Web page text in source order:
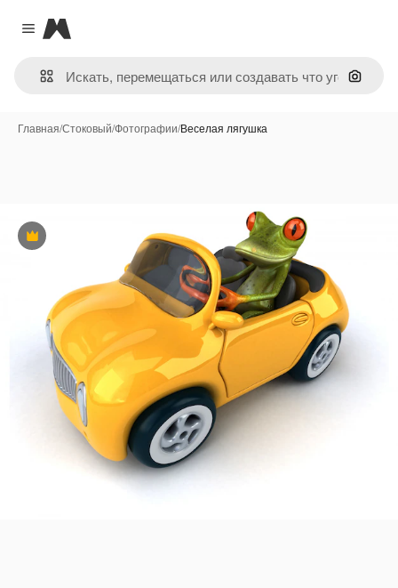
Close menu
Magnific
Поиск
Главная/Стоковый/Фотографии/Веселая лягушка
Премиум